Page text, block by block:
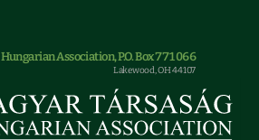
Hungarian Association, P.O. Box 771066
Lakewood, OH 44107